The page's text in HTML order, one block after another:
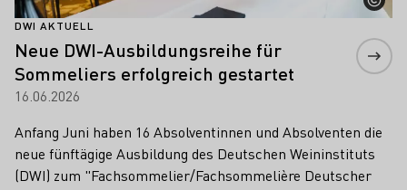
DWI AKTUELL
Neue DWI-Ausbildungsreihe für
Sommeliers erfolgreich gestartet
16.06.2026
Anfang Juni haben 16 Absolventinnen und Absolventen die
neue fünftägige Ausbildung des Deutschen Weininstituts
(DWI) zum "Fachsommelier/Fachsommelière Deutscher